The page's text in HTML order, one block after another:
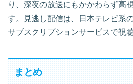
り、深夜の放送にもかかわらず高
す。見逃し配信は、日本テレビ系
サブスクリプションサービスで視聴
まとめ